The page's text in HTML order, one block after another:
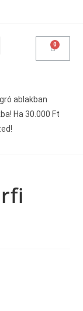
ablakban
Ha 30.000 Ft